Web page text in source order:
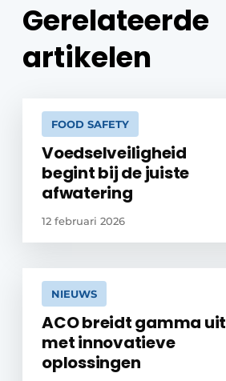
Gerelateerde
artikelen
FOOD SAFETY
Voedselveiligheid
begint bij de juiste
afwatering
12 februari 2026
NIEUWS
ACO breidt gamma uit
met innovatieve
oplossingen